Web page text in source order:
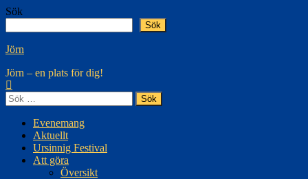
Hoppa
innehåll
Sök
Sök
Jörn
Jörn – en plats för dig!
Sök
efter:
Evenemang
Aktuellt
Ursinnig Festival
Att göra
Översikt